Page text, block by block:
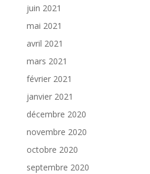
juin 2021
mai 2021
avril 2021
mars 2021
février 2021
janvier 2021
décembre 2020
novembre 2020
octobre 2020
septembre 2020